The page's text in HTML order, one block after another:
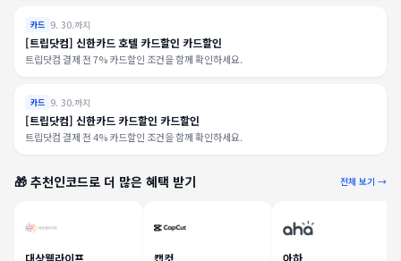
카드 9. 30.까지
[트립닷컴] 신한카드 호텔 카드할인 카드할인
트립닷컴 결제 전 7% 카드할인 조건을 함께 확인하세요.
카드 9. 30.까지
[트립닷컴] 신한카드 카드할인 카드할인
트립닷컴 결제 전 4% 카드할인 조건을 함께 확인하세요.
🎁 추천인코드로 더 많은 혜택 받기 전체 보기 →
대상웰라이프 캡컷 아하